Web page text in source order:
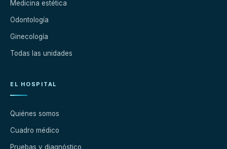
Medicina estética
Odontología
Ginecología
Todas las unidades
EL HOSPITAL
Quiénes somos
Cuadro médico
Pruebas y diagnóstico